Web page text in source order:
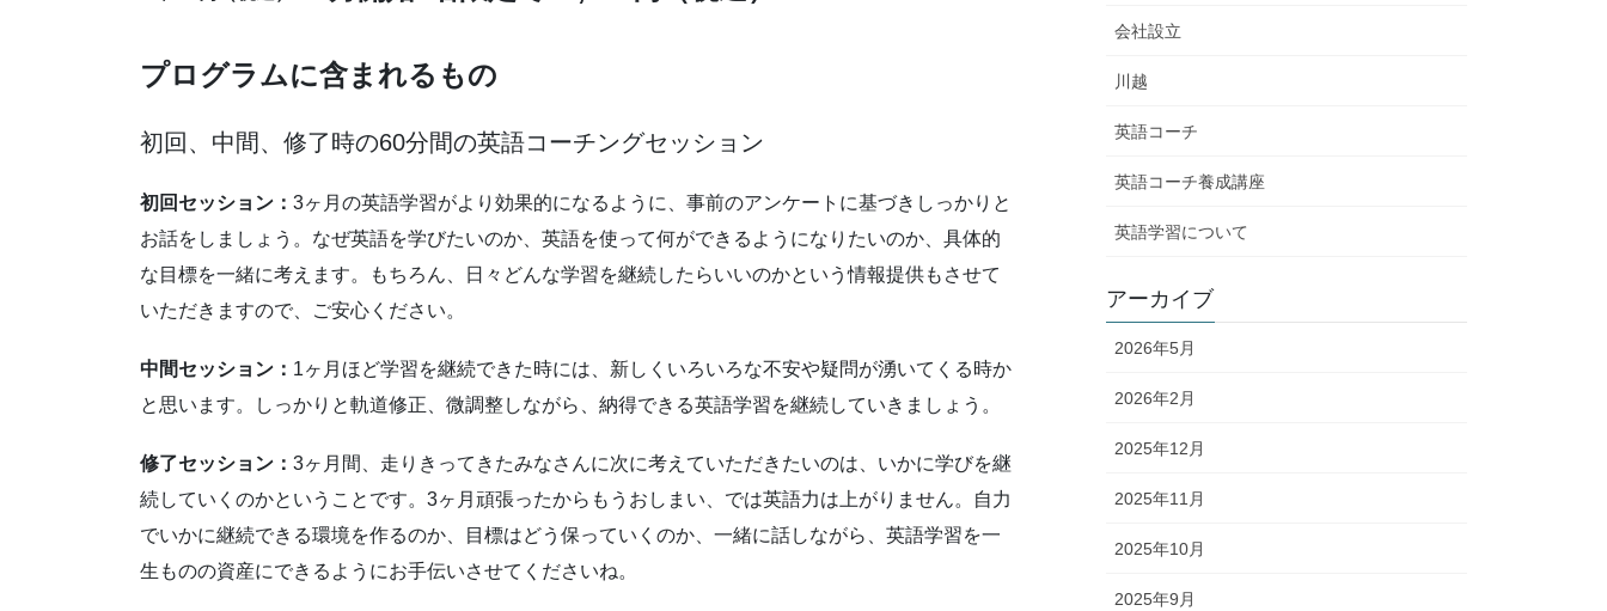
プログラムに含まれるもの
初回、中間、修了時の60分間の英語コーチングセッション
初回セッション： 3ヶ月の英語学習がより効果的になるように、事前のアンケートに基づきしっかりと
お話をしましょう。なぜ英語を学びたいのか、英語を使って何ができるようになりたいのか、具体的
な目標を一緒に考えます。もちろん、日々どんな学習を継続したらいいのかという情報提供もさせて
いただきますので、ご安心ください。
中間セッション： 1ヶ月ほど学習を継続できた時には、新しくいろいろな不安や疑問が湧いてくる時か
と思います。しっかりと軌道修正、微調整しながら、納得できる英語学習を継続していきましょう。
修了セッション： 3ヶ月間、走りきってきたみなさんに次に考えていただきたいのは、いかに学びを継
続していくのかということです。3ヶ月頑張ったからもうおしまい、では英語力は上がりません。自力
でいかに継続できる環境を作るのか、目標はどう保っていくのか、一緒に話しながら、英語学習を一
生ものの資産にできるようにお手伝いさせてくださいね。
会社設立
川越
英語コーチ
英語コーチ養成講座
英語学習について
アーカイブ
2026年5月
2026年2月
2025年12月
2025年11月
2025年10月
2025年9月